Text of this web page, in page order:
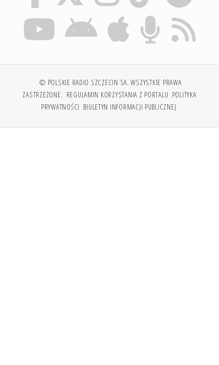
© POLSKIE RADIO SZCZECIN SA. WSZYSTKIE PRAWA
ZASTRZEŻONE. REGULAMIN KORZYSTANIA Z PORTALU POLITYKA
PRYWATNOŚCI BIULETYN INFORMACJI PUBLICZNEJ